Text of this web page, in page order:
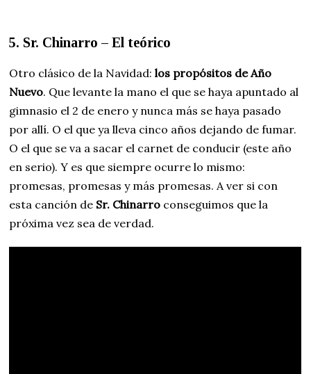
5. Sr. Chinarro – El teórico
Otro clásico de la Navidad:los propósitos de Año
Nuevo. Que levante la mano el que se haya apuntado al
gimnasio el 2 de enero y nunca más se haya pasado
por allí. O el que ya lleva cinco años dejando de fumar.
O el que se va a sacar el carnet de conducir (este año
en serio). Y es que siempre ocurre lo mismo:
promesas, promesas y más promesas. A ver si con
esta canción de Sr. Chinarro conseguimos que la
próxima vez sea de verdad.